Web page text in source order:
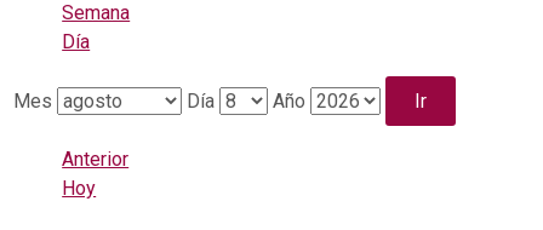
Semana
Día
Mes Día Año
Anterior
Hoy